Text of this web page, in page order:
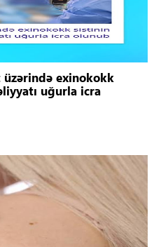
üzərində exinokokk
uğurla icra